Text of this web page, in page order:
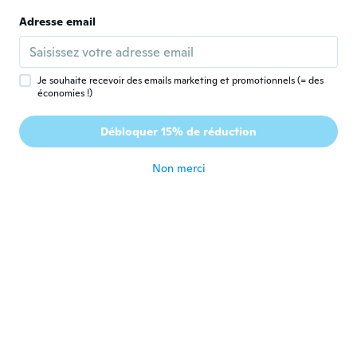
L Lino
Inscrit depuis 2018 · 6 avis
Tres bien je le recommande
Melvin
Inscrit depuis 2017 · 74 avis · 17 chargements
Adresse email
Je souhaite recevoir des emails marketing et promotionnels (= des
économies !)
Débloquer 15% de réduction
Non merci